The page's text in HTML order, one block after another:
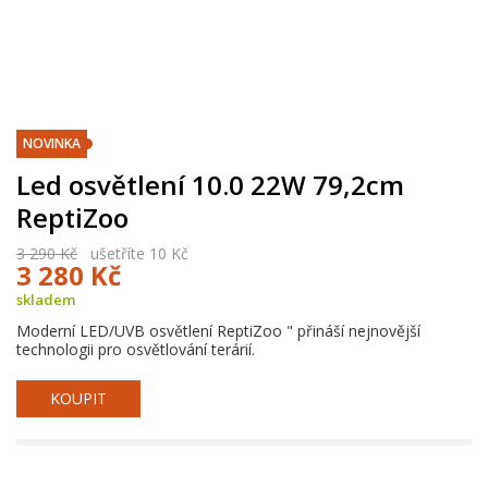
NOVINKA
Led osvětlení 10.0 22W 79,2cm
ReptiZoo
3 290 Kč ušetříte 10 Kč
3 280 Kč
skladem
Moderní LED/UVB osvětlení ReptiZoo " přináší nejnovější
technologii pro osvětlování terárií.
KOUPIT